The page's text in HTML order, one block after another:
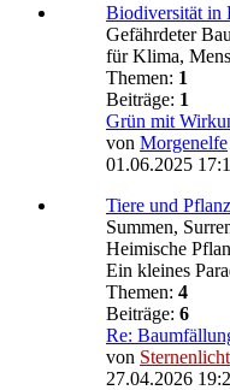
Biodiversität in
Gefährdeter
für Klima,
Themen: 1
Beiträge: 1
Grün mit
von Morgenelfe
01.06.2025
Tiere und
Summen,
Heimische
Ein kleines
Themen: 4
Beiträge: 6
Re:
von Sternenlicht
27.04.2026